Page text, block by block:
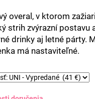
overal, v ktorom
strih zvýrazní postavu
drinky aj letné párty.
má nastaviteľné.